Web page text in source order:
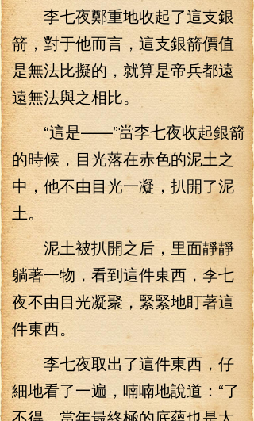
李七夜鄭重地收起了這支銀
箭，對于他而言，這支銀箭價值
是無法比擬的，就算是帝兵都遠
遠無法與之相比。
“這是——”當李七夜收起銀箭
的時候，目光落在赤色的泥土之
中，他不由目光一凝，扒開了泥
土。
泥土被扒開之后，里面靜靜
躺著一物，看到這件東西，李七
夜不由目光凝聚，緊緊地盯著這
件東西。
李七夜取出了這件東西，仔
細地看了一遍，喃喃地說道：“了